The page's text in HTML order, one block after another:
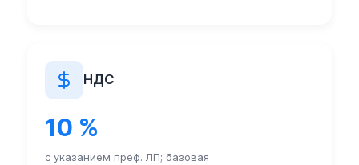
НДС
10 %
с указанием преф. ЛП; базовая